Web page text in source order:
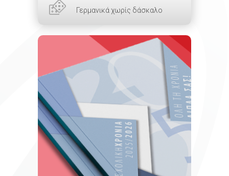
Γερμανικά χωρίς δάσκαλο